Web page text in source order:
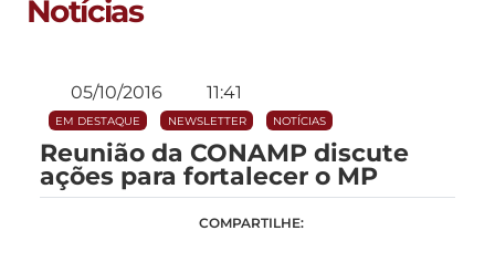
Notícias
05/10/2016 11:41
EM DESTAQUE NEWSLETTER NOTÍCIAS
Reunião da CONAMP discute
ações para fortalecer o MP
COMPARTILHE: